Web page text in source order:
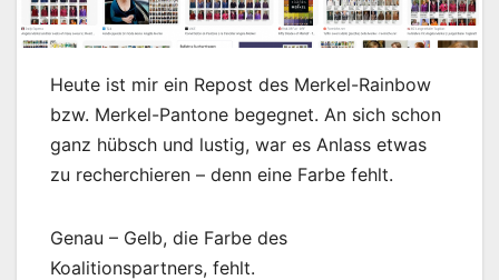
Heute ist mir ein Repost des Merkel-Rainbow
bzw. Merkel-Pantone begegnet. An sich schon
ganz hübsch und lustig, war es Anlass etwas
zu recherchieren – denn eine Farbe fehlt.
Genau – Gelb, die Farbe des
Koalitionspartners, fehlt.